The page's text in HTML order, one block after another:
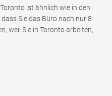
ist ähnlich wie in den
Sie das Büro nach nur 8
weil Sie in Toronto arbeiten,